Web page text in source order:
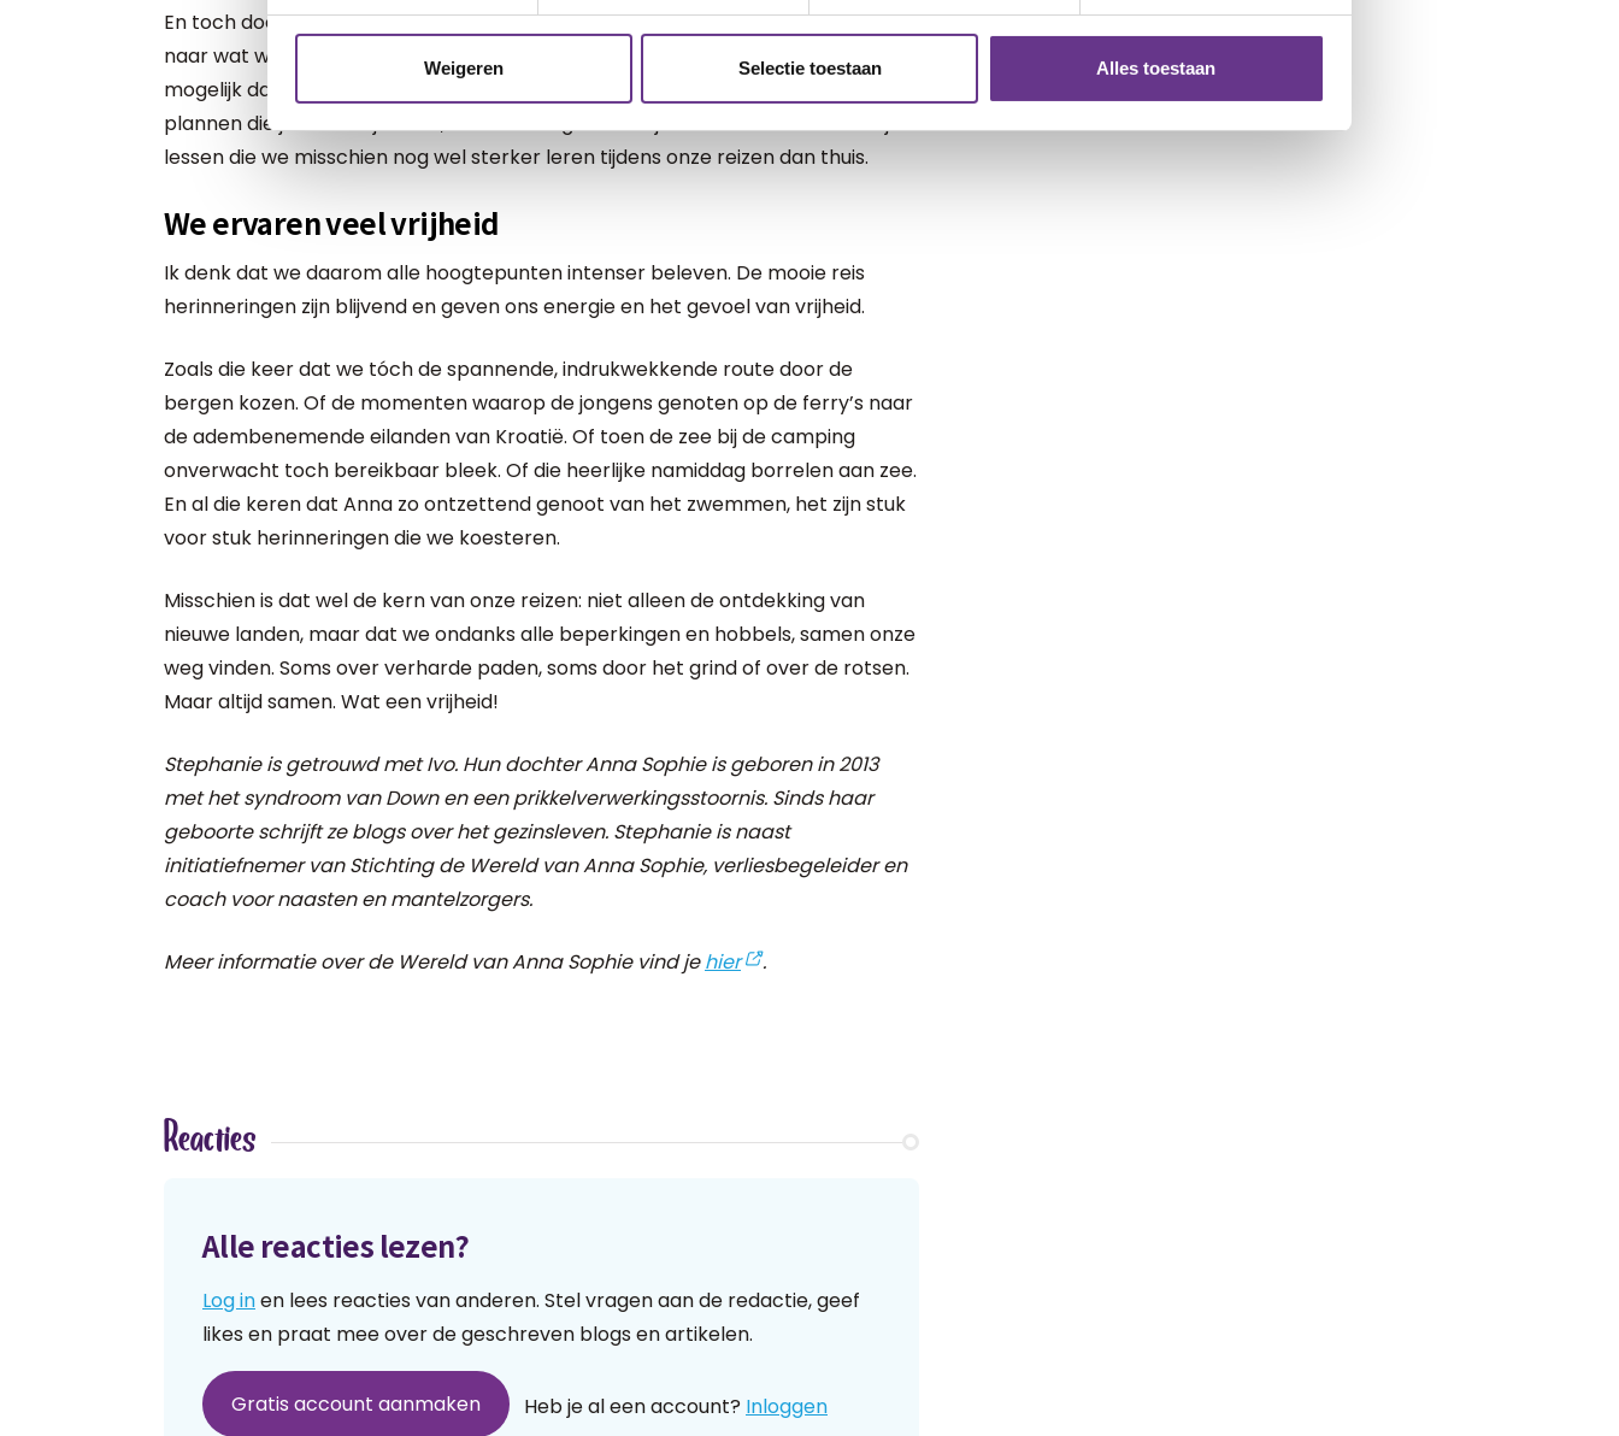
Weigeren Selectie toestaan Alles toestaan
En toch doen we het wel. Juist dát willen we onze kinderen meegeven: kijken
naar wat wél kan in het leven. Want eerlijk is eerlijk, er is vaak meer níet
mogelijk dan wel. En ook dat hoort erbij: verwachtingen die niet uitkomen,
plannen die je moet bijstellen, teleurstellingen waar je doorheen moet. Het zijn
lessen die we misschien nog wel sterker leren tijdens onze reizen dan thuis.
We ervaren veel vrijheid
Ik denk dat we daarom alle hoogtepunten intenser beleven. De mooie reis
herinneringen zijn blijvend en geven ons energie en het gevoel van vrijheid.
Zoals die keer dat we tóch de spannende, indrukwekkende route door de
bergen kozen. Of de momenten waarop de jongens genoten op de ferry’s naar
de adembenemende eilanden van Kroatië. Of toen de zee bij de camping
onverwacht toch bereikbaar bleek. Of die heerlijke namiddag borrelen aan zee.
En al die keren dat Anna zo ontzettend genoot van het zwemmen, het zijn stuk
voor stuk herinneringen die we koesteren.
Misschien is dat wel de kern van onze reizen: niet alleen de ontdekking van
nieuwe landen, maar dat we ondanks alle beperkingen en hobbels, samen onze
weg vinden. Soms over verharde paden, soms door het grind of over de rotsen.
Maar altijd samen. Wat een vrijheid!
Stephanie is getrouwd met Ivo. Hun dochter Anna Sophie is geboren in 2013
met het syndroom van Down en een prikkelverwerkingsstoornis. Sinds haar
geboorte schrijft ze blogs over het gezinsleven. Stephanie is naast
initiatiefnemer van Stichting de Wereld van Anna Sophie, verliesbegeleider en
coach voor naasten en mantelzorgers.
Meer informatie over de Wereld van Anna Sophie vind je hier .
Reacties
Alle reacties lezen?
Log inen lees reacties van anderen. Stel vragen aan de redactie, geef
likes en praat mee over de geschreven blogs en artikelen.
Gratis account aanmaken Heb je al een account? Inloggen